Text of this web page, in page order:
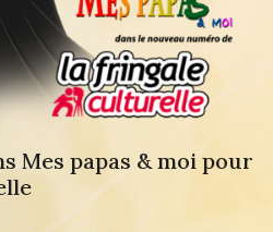
Mes papas & moi pour